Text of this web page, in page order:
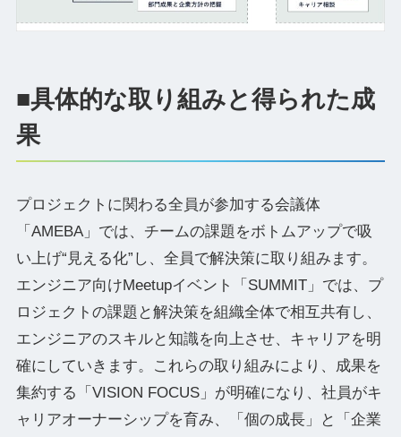
■具体的な取り組みと得られた成
果
プロジェクトに関わる全員が参加する会議体
「AMEBA」では、チームの課題をボトムアップで吸
い上げ“見える化”し、全員で解決策に取り組みます。
エンジニア向けMeetupイベント「SUMMIT」では、プ
ロジェクトの課題と解決策を組織全体で相互共有し、
エンジニアのスキルと知識を向上させ、キャリアを明
確にしていきます。これらの取り組みにより、成果を
集約する「VISION FOCUS」が明確になり、社員がキ
ャリアオーナーシップを育み、「個の成長」と「企業